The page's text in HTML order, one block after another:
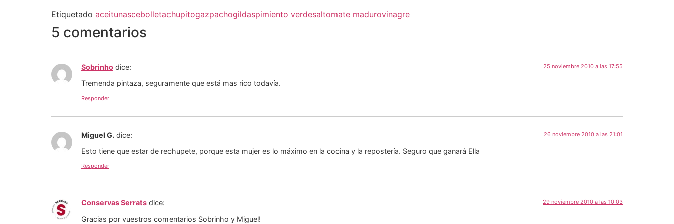
Etiquetado aceitunascebolletachupitogazpachogildaspimiento verdesaltomate madurovinagre
5 comentarios
Sobrinho dice: 25 noviembre 2010 a las 17:55
Tremenda pintaza, seguramente que está mas rico todavía.
Responder
Miguel G. dice: 26 noviembre 2010 a las 21:01
Esto tiene que estar de rechupete, porque esta mujer es lo máximo en la cocina y la repostería. Seguro que ganará Ella
Responder
Conservas Serrats dice: 29 noviembre 2010 a las 10:03
Gracias por vuestros comentarios Sobrinho y Miguel!